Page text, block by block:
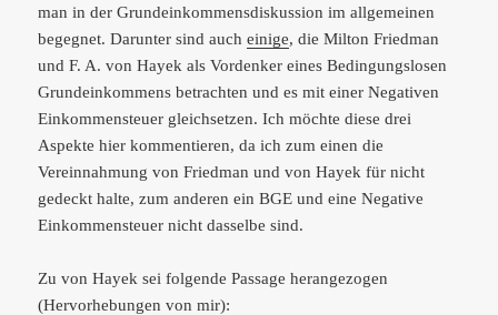
man in der Grundeinkommensdiskussion im allgemeinen
begegnet. Darunter sind aucheinige, die Milton Friedman
und F. A. von Hayek als Vordenker eines Bedingungslosen
Grundeinkommens betrachten und es mit einer Negativen
Einkommensteuer gleichsetzen. Ich möchte diese drei
Aspekte hier kommentieren, da ich zum einen die
Vereinnahmung von Friedman und von Hayek für nicht
gedeckt halte, zum anderen ein BGE und eine Negative
Einkommensteuer nicht dasselbe sind.
Zu von Hayek sei folgende Passage herangezogen
(Hervorhebungen von mir):